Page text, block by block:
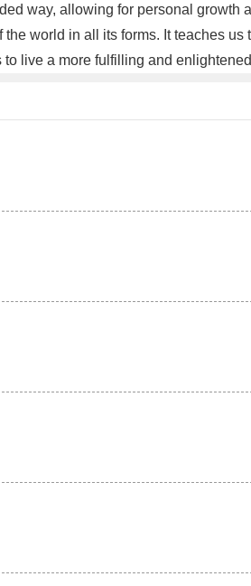
way, allowing for personal growth
world in all its forms. It teaches us
live a more fulfilling and